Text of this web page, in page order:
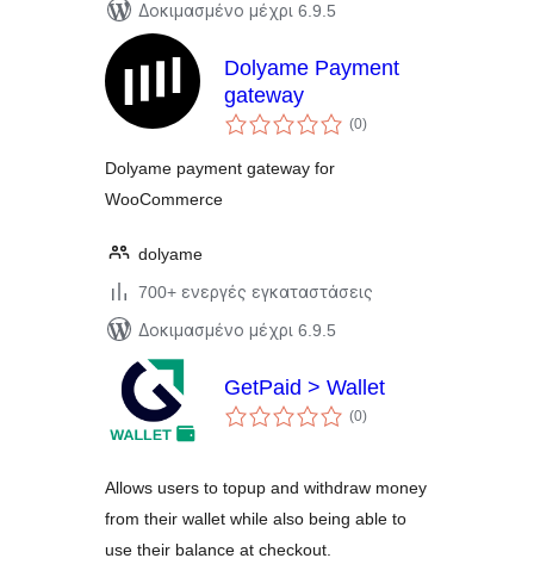
Δοκιμασμένο μέχρι 6.9.5
Dolyame Payment
gateway
(0αξιολογήσεις
σύνολο
)
Dolyame payment gateway for
WooCommerce
dolyame
700+ ενεργές εγκαταστάσεις
Δοκιμασμένο μέχρι 6.9.5
GetPaid > Wallet
(0αξιολογήσεις
σύνολο
)
Allows users to topup and withdraw money
from their wallet while also being able to
use their balance at checkout.